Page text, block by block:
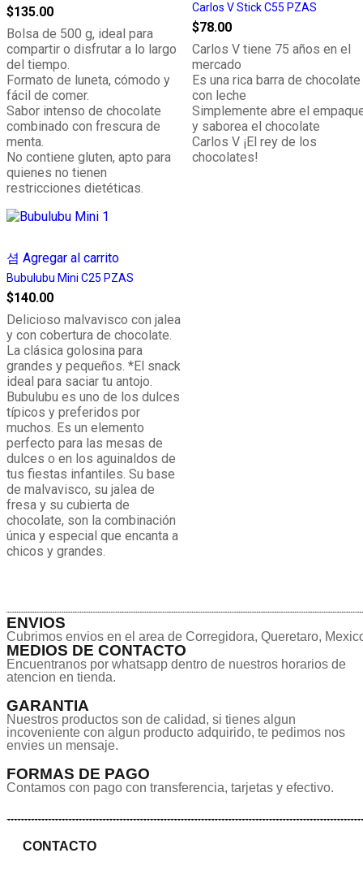
$135.00
Bolsa de 500 g, ideal para
compartir o disfrutar a lo largo
del tiempo.
Formato de luneta, cómodo y
fácil de comer.
Sabor intenso de chocolate
combinado con frescura de
menta.
No contiene gluten, apto para
quienes no tienen
restricciones dietéticas.
Carlos V Stick C55 PZAS
$78.00
Carlos V tiene 75 años en el
mercado
Es una rica barra de chocolate
con leche
Simplemente abre el
y saborea el chocolate
Carlos V ¡El rey de los
chocolates!
Agregar al carrito
Bubulubu Mini C25 PZAS
$140.00
Delicioso malvavisco con jalea
y con cobertura de chocolate.
La clásica golosina para
grandes y pequeños. *El snack
ideal para saciar tu antojo.
Bubulubu es uno de los dulces
típicos y preferidos por
muchos. Es un elemento
perfecto para las mesas de
dulces o en los aguinaldos de
tus fiestas infantiles. Su base
de malvavisco, su jalea de
fresa y su cubierta de
chocolate, son la combinación
única y especial que encanta a
chicos y grandes.
ENVIOS
Cubrimos envios en el area de Corregidora, Queretaro,
MEDIOS DE CONTACTO
Encuentranos por whatsapp dentro de nuestros horarios de
atencion en tienda.
GARANTIA
Nuestros productos son de calidad, si tienes algun
incoveniente con algun producto adquirido, te pedimos nos
envies un mensaje.
FORMAS DE PAGO
Contamos con pago con transferencia, tarjetas y efectivo.
CONTACTO